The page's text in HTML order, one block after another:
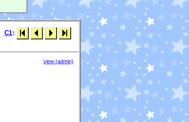
C1:
view (admin)